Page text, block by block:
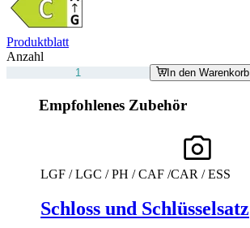
Produktblatt
Anzahl
In den Warenkorb
Empfohlenes Zubehör
LGF / LGC / PH / CAF /CAR / ESS
Schloss und Schlüsselsatz